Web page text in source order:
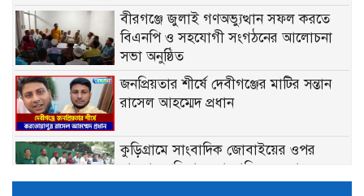
বীরগঞ্জে জুলাই গণঅভ্যুত্থান সফল করতে
বিএনপি ও সহযোগী সংগঠনের আলোচনা
সভা অনুষ্ঠিত
জনপ্রিয়তার শীর্ষে দেবীগঞ্জের মাটির সন্তান
রাসেল আহম্মেদ প্রধান
কুড়িগ্রামে সাংবাদিক জোবাইয়ের ওপর
হামলার প্রতিবাদে সাংবাদিকদের মানববন্ধন,